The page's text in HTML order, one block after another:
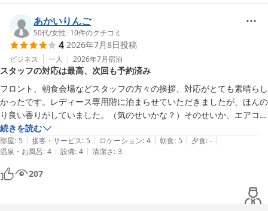
2026-07-14
お客様との距離が気になりゆっくりと温泉をご利用いただけなかっ
たこと、また脱衣所や洗い場のゴミ箱が満杯となっていた点、タオ
ルの放置で雑然とした雰囲気があったこと、心よりお詫び申し上げ
ます。せっかく日々のお疲れを癒やしていただく場所でありなが
ら、ご期待に沿うことができず心苦しい限りでございます。ご指摘
いただきましたタオル回収箱についても、今後設置を含め検討し、
清掃や管理体制の見直しを進めてまいります。
また、立地や設備、スタッフへのお褒めのお言葉をいただき、安心
してお過ごしいただけたと伺い大変うれしく存じます。ご満足いた
だけた面もあったにもかかわらず至らぬ点が目立ち、今後より快適
にお過ごしいただけるよう努めてまいります。
この度は貴重なお声をお寄せくださいまして誠にありがとうござい
ます。またのお越しをスタッフ一同心よりお待ち申し上げておりま
あかいりんご
50代/女性 | 10件のクチコミ
4 2026年7月8日投稿
ビジネス 一人 2026年7月宿泊
スタッフの対応は最高、次回も予約済み
フロント、朝食会場などスタッフの方々の挨拶、対応がとても素晴らし
かったです。レディース専用階に泊まらせていただきましたが、ほんの
り良い香りがしていました。（気のせいかな？）そのせいか、エアコン
臭とルームウェア、枕カバーの臭いが気になり使えませんでした。それ
以外は本当に快適で、また利用したく、すでに次回予約済みです。
続きを読む
部屋: 5 | 接客・サービス: 5 | ロケーション: 4 | 朝食: 5 | 夕食: - |
温泉・お風呂: 4 | 設備: 4 | 清潔さ: 3
207